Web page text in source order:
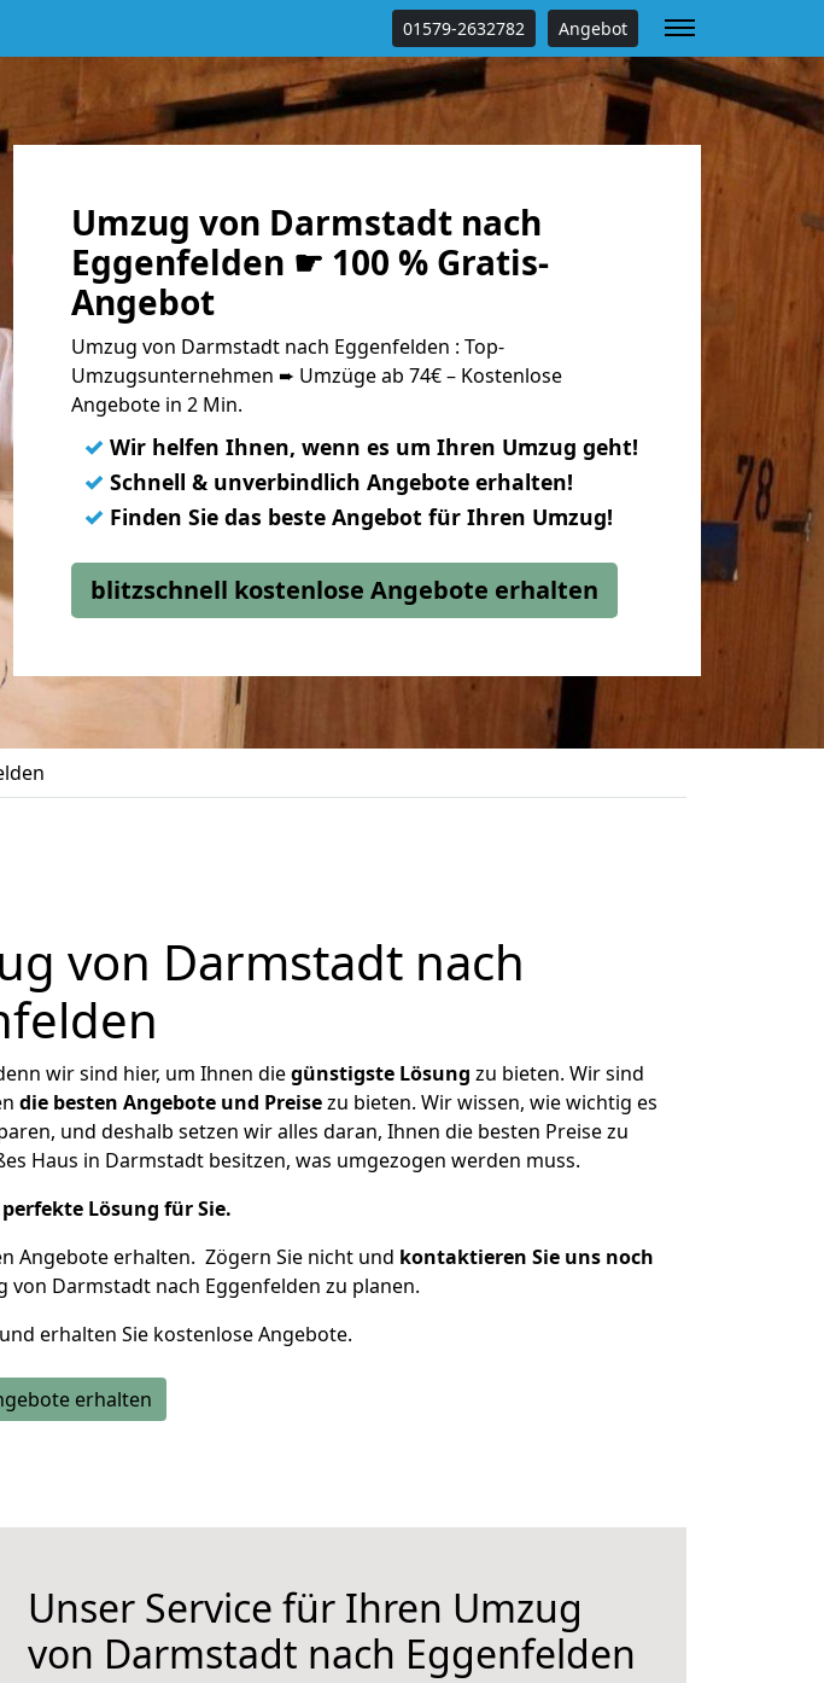
01579-2632782 Angebot
Umzug von Darmstadt nach
Eggenfelden ☛ 100 % Gratis-
Angebot
Umzug von Darmstadt nach Eggenfelden : Top-
Umzugsunternehmen ➨ Umzüge ab 74€ – Kostenlose
Angebote in 2 Min.
✓ Wir helfen Ihnen, wenn es um Ihren Umzug geht!
✓ Schnell & unverbindlich Angebote erhalten!
✓ Finden Sie das beste Angebot für Ihren Umzug!
blitzschnell kostenlose Angebote erhalten
von Darmstadt nach
wir sind hier, um Ihnen diegünstigste Lösung zu bieten. Wir sind
die besten Angebote und Preisezu bieten. Wir wissen, wie wichtig es
und deshalb setzen wir alles daran, Ihnen die besten Preise zu
Haus in Darmstadt besitzen, was umgezogen werden muss.
Lösung für Sie.
Angebote erhalten. Zögern Sie nicht und kontaktieren Sie uns noch
Darmstadt nach Eggenfelden zu planen.
erhalten Sie kostenlose Angebote.
erhalten
Unser Service für Ihren Umzug
von Darmstadt nach Eggenfelden